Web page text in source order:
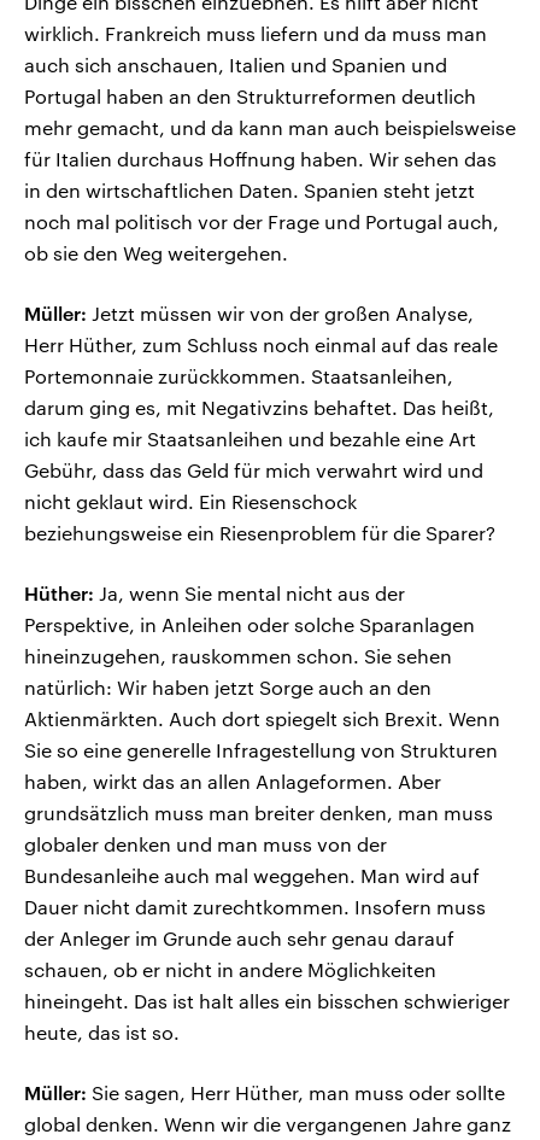
wirklich. Frankreich muss liefern und da muss man
auch sich anschauen, Italien und Spanien und
Portugal haben an den Strukturreformen deutlich
mehr gemacht, und da kann man auch beispielsweise
für Italien durchaus Hoffnung haben. Wir sehen das
in den wirtschaftlichen Daten. Spanien steht jetzt
noch mal politisch vor der Frage und Portugal auch,
ob sie den Weg weitergehen.
Müller: Jetzt müssen wir von der großen Analyse,
Herr Hüther, zum Schluss noch einmal auf das reale
Portemonnaie zurückkommen. Staatsanleihen,
darum ging es, mit Negativzins behaftet. Das heißt,
ich kaufe mir Staatsanleihen und bezahle eine Art
Gebühr, dass das Geld für mich verwahrt wird und
nicht geklaut wird. Ein Riesenschock
beziehungsweise ein Riesenproblem für die Sparer?
Hüther: Ja, wenn Sie mental nicht aus der
Perspektive, in Anleihen oder solche Sparanlagen
hineinzugehen, rauskommen schon. Sie sehen
natürlich: Wir haben jetzt Sorge auch an den
Aktienmärkten. Auch dort spiegelt sich Brexit. Wenn
Sie so eine generelle Infragestellung von Strukturen
haben, wirkt das an allen Anlageformen. Aber
grundsätzlich muss man breiter denken, man muss
globaler denken und man muss von der
Bundesanleihe auch mal weggehen. Man wird auf
Dauer nicht damit zurechtkommen. Insofern muss
der Anleger im Grunde auch sehr genau darauf
schauen, ob er nicht in andere Möglichkeiten
hineingeht. Das ist halt alles ein bisschen schwieriger
heute, das ist so.
Müller: Sie sagen, Herr Hüther, man muss oder sollte
global denken. Wenn wir die vergangenen Jahre ganz